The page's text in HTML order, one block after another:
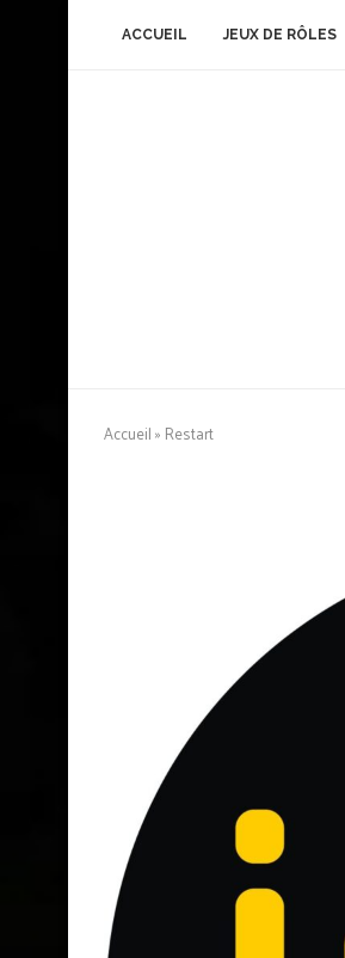
ACCUEIL JEUX DE RÔLES
Accueil» Restart